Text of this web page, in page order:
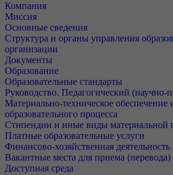
Компания
Миссия
Основные сведения
Структура и органы управления
организации
Документы
Образование
Образовательные стандарты
Руководство. Педагогический (научно-
Материально-техническое обеспечение
образовательного процесса
Стипендии и иные виды материальной
Платные образовательные услуги
Финансово-хозяйственная деятельность
Вакантные места для приема (перевода)
Доступная среда